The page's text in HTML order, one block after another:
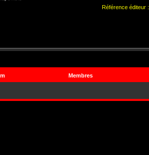
Référence éditeur :
Membres